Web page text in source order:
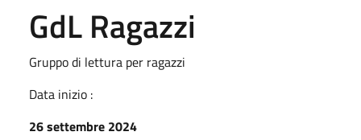
GdL Ragazzi
Gruppo di lettura per ragazzi
Data inizio :
26 settembre 2024